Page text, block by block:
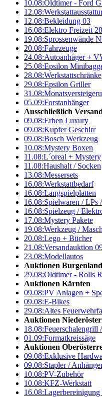
10.08:Oldtimer - Ford
12.08:
12.08:Bekleidung 03
16.08:Elektro Freizeit 28
19.08:Sprossenwände
20.08:Fahrzeuge
24.08:Autoanhäger +
25.08:Epsilon
28.08:Werkstattschränke
29.08:Epsilon Griller
31.08:
05.09:Forstanhänger
Ausschließlich Versand
09.08:Erben Luxury
09.08:Kupfer Geschirr
09.08:Bosch Werkzeug
10.08:Mystery Boxen
11.08:L´oreal + Mystery
11.08:Haushalt / Socken
13.08:Messersets
16.08:Werkstattbedarf
16.08:Langspielplatten
16.08:Spielwaren / LPs
16.08:Spielzeug /
17.08:Mystery Pakete
19.08:Werkzeug /
20.08:Lego + Bücher
21.08:Versandauktion
23.08:Modellautos
Auktionen Burgenland
29.08:Oldtimer - Rolls
Auktionen Kärnten
09.08:PV Anlagen +
09.08:E-Bikes
29.08:Altes
Auktionen
18.08:Feuerschalengrill
01.09:Formatkreissäge
Auktionen
09.08:Exklusive
09.08:Stapler /
10.08:PV-Zubehör
10.08:KFZ-Werkstatt
16.08: